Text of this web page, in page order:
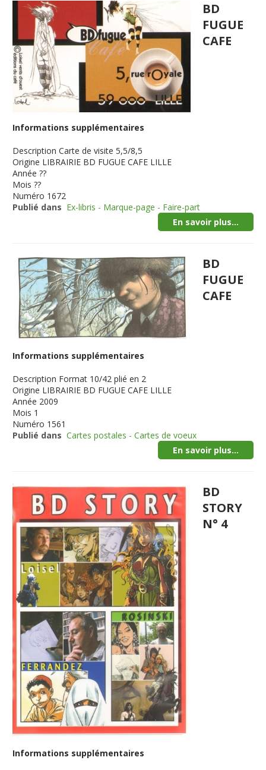
BD
FUGUE
CAFE
Informations supplémentaires
Description Carte de visite 5,5/8,5
Origine LIBRAIRIE BD FUGUE CAFE LILLE
Année ??
Mois ??
Numéro 1672
Publié dans Ex-libris - Marque-page - Faire-part
En savoir plus...
BD
FUGUE
CAFE
Informations supplémentaires
Description Format 10/42 plié en 2
Origine LIBRAIRIE BD FUGUE CAFE LILLE
Année 2009
Mois 1
Numéro 1561
Publié dans Cartes postales - Cartes de voeux
En savoir plus...
BD
STORY
N° 4
Informations supplémentaires